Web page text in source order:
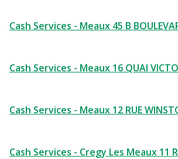
Cash Services - Meaux 45 B
Cash Services - Meaux 16 QUAI
Cash Services - Meaux 12 RUE
Cash Services - Cregy Les Meaux 11